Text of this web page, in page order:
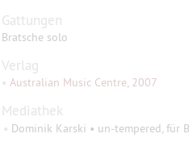
Gattungen
Bratsche solo
Verlag
• Australian Music Centre, 2007
Mediathek
• Dominik Karski • un-tempered, für